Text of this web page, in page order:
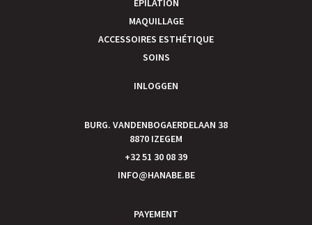
EPILATION
MAQUILLAGE
ACCESSOIRES ESTHÉTIQUE
SOINS
INLOGGEN
BURG. VANDENBOGAERDELAAN 38
8870 IZEGEM
+32 51 30 08 39
INFO@HANABE.BE
PAYEMENT